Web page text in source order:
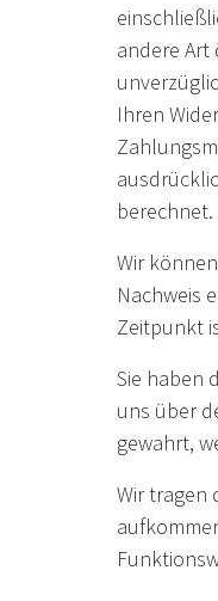
andere
Ihren
berechnet.
Wir
Nachweis
Zeitpunkt
Sie haben
uns über
gewahrt,
Wir tragen